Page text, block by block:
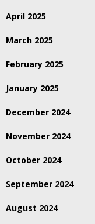
April 2025
March 2025
February 2025
January 2025
December 2024
November 2024
October 2024
September 2024
August 2024